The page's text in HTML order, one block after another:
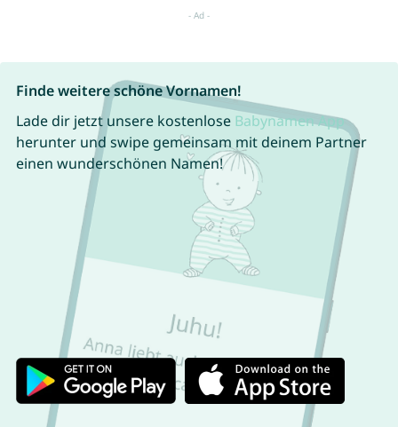
Finde weitere schöne Vornamen!
Lade dir jetzt unsere kostenlose Babynamen App
herunter und swipe gemeinsam mit deinem Partner
einen wunderschönen Namen!